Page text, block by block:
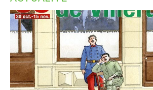
CONTACT
INSCRIPTIONS 2026
LE LYCÉE
LET’S GO SCIENCE